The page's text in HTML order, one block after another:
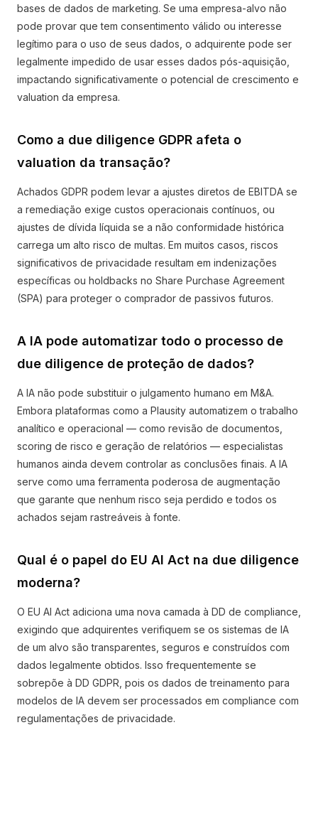
bases de dados de marketing. Se uma empresa-alvo não
pode provar que tem consentimento válido ou interesse
legítimo para o uso de seus dados, o adquirente pode ser
legalmente impedido de usar esses dados pós-aquisição,
impactando significativamente o potencial de crescimento e
valuation da empresa.
Como a due diligence GDPR afeta o
valuation da transação?
Achados GDPR podem levar a ajustes diretos de EBITDA se
a remediação exige custos operacionais contínuos, ou
ajustes de dívida líquida se a não conformidade histórica
carrega um alto risco de multas. Em muitos casos, riscos
significativos de privacidade resultam em indenizações
específicas ou holdbacks no Share Purchase Agreement
(SPA) para proteger o comprador de passivos futuros.
A IA pode automatizar todo o processo de
due diligence de proteção de dados?
A IA não pode substituir o julgamento humano em M&A.
Embora plataformas como a Plausity automatizem o trabalho
analítico e operacional — como revisão de documentos,
scoring de risco e geração de relatórios — especialistas
humanos ainda devem controlar as conclusões finais. A IA
serve como uma ferramenta poderosa de augmentação
que garante que nenhum risco seja perdido e todos os
achados sejam rastreáveis à fonte.
Qual é o papel do EU AI Act na due diligence
moderna?
O EU AI Act adiciona uma nova camada à DD de compliance,
exigindo que adquirentes verifiquem se os sistemas de IA
de um alvo são transparentes, seguros e construídos com
dados legalmente obtidos. Isso frequentemente se
sobrepõe à DD GDPR, pois os dados de treinamento para
modelos de IA devem ser processados em compliance com
regulamentações de privacidade.